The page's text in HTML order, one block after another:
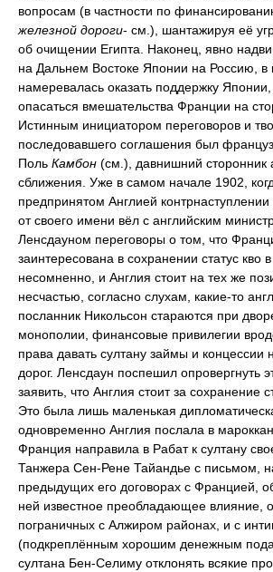
вопросам (в частности по
железной дороги- см.), шантажируя её
об очищении Египта. Наконец, явно
на Дальнем Востоке Японии на Россию, в
намеревалась оказать поддержку
опасаться вмешательства Франции на
Истинным инициатором переговоров и
последовавшего соглашения был
Поль Камбон (см.), давнишний сторонник
сближения. Уже в самом начале 1902,
предпринятом Англией
от своего имени вёл с английским
Ленсдауном переговоры о том, что
заинтересована в сохранении статус кво
несомненно, и Англия стоит на тех же
несчастью, согласно слухам, какие-то
посланник Никольсон стараются при
монополии, финансовые привилегии
права давать султану займы и концессии
дорог. Ленсдаун поспешил опровергнуть
заявить, что Англия стоит за сохранение
Это была лишь маленькая
одновременно Англия послала в
Франция направила в Рабат к султану
Танжера Сен-Рене Тайандье с письмом,
предыдущих его договорах с Францией,
ней известное преобладающее влияние,
пограничных с Алжиром районах, и с
(подкреплённым хорошим денежным
султана Бен-Селиму отклонять всякие